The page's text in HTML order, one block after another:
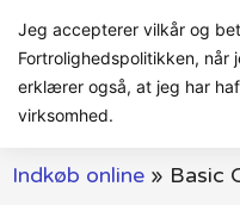
Jeg accepterer vilkår og
Fortrolighedspolitikken, når
erklærer også, at jeg har
virksomhed.
Indkøb online » Basic